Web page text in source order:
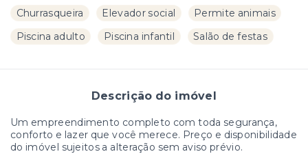
Churrasqueira
Elevador social
Permite animais
Piscina adulto
Piscina infantil Salão de festas
Descrição do imóvel
Um empreendimento completo com toda segurança,
conforto e lazer que você merece. Preço e disponibilidade
do imóvel sujeitos a alteração sem aviso prévio.